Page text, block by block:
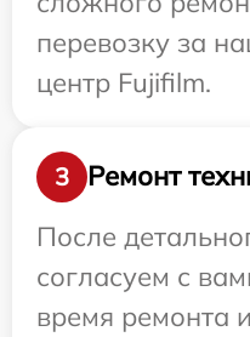
перевозку за
центр Fujifilm.
3
Ремонт
После
согласуем с
время ремонта